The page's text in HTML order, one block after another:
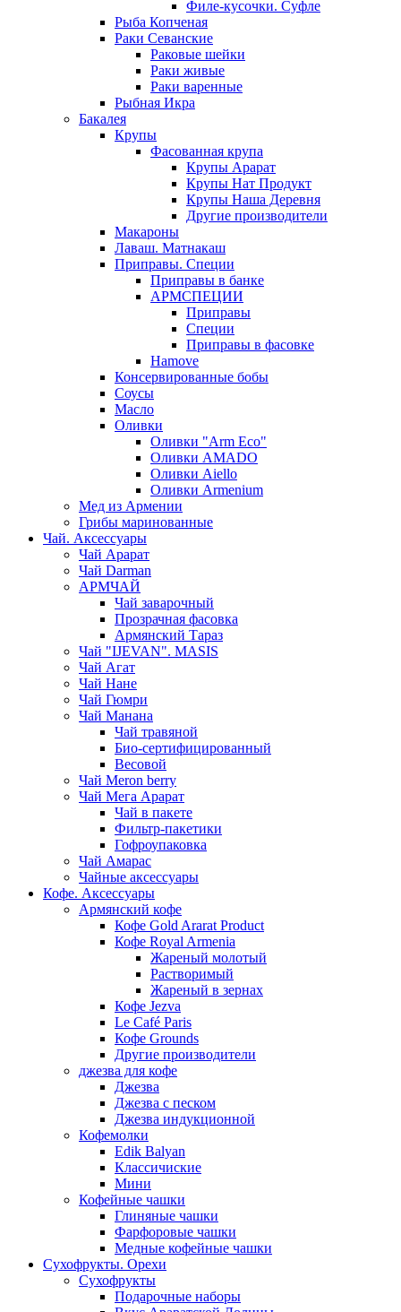
Филе-кусочки. Суфле
Рыба Копченая
Раки Севанские
Раковые шейки
Раки живые
Раки варенные
Рыбная Икра
Бакалея
Крупы
Фасованная крупа
Крупы Арарат
Крупы Нат Продукт
Крупы Наша Деревня
Другие производители
Макароны
Лаваш. Матнакаш
Приправы. Специи
Приправы в банке
АРМСПЕЦИИ
Приправы
Специи
Приправы в фасовке
Hamove
Консервированные бобы
Соусы
Масло
Оливки
Оливки "Arm Eco"
Оливки AMADO
Оливки Aiello
Оливки Armenium
Мед из Армении
Грибы маринованные
Чай. Аксессуары
Чай Арарат
Чай Darman
АРМЧАЙ
Чай заварочный
Прозрачная фасовка
Армянский Тараз
Чай "IJEVAN". MASIS
Чай Агат
Чай Нане
Чай Гюмри
Чай Манана
Чай травяной
Био-сертифицированный
Весовой
Чай Meron berry
Чай Мега Арарат
Чай в пакете
Фильтр-пакетики
Гофроупаковка
Чай Амарас
Чайные аксессуары
Кофе. Аксессуары
Армянский кофе
Кофе Gold Ararat Product
Кофе Royal Armenia
Жареный молотый
Растворимый
Жареный в зернах
Кофе Jezva
Le Café Paris
Кофе Grounds
Другие производители
джезва для кофе
Джезва
Джезва с песком
Джезва индукционной
Кофемолки
Edik Balyan
Классичиские
Мини
Кофейные чашки
Глиняные чашки
Фарфоровые чашки
Медные кофейные чашки
Сухофрукты. Орехи
Сухофрукты
Подарочные наборы